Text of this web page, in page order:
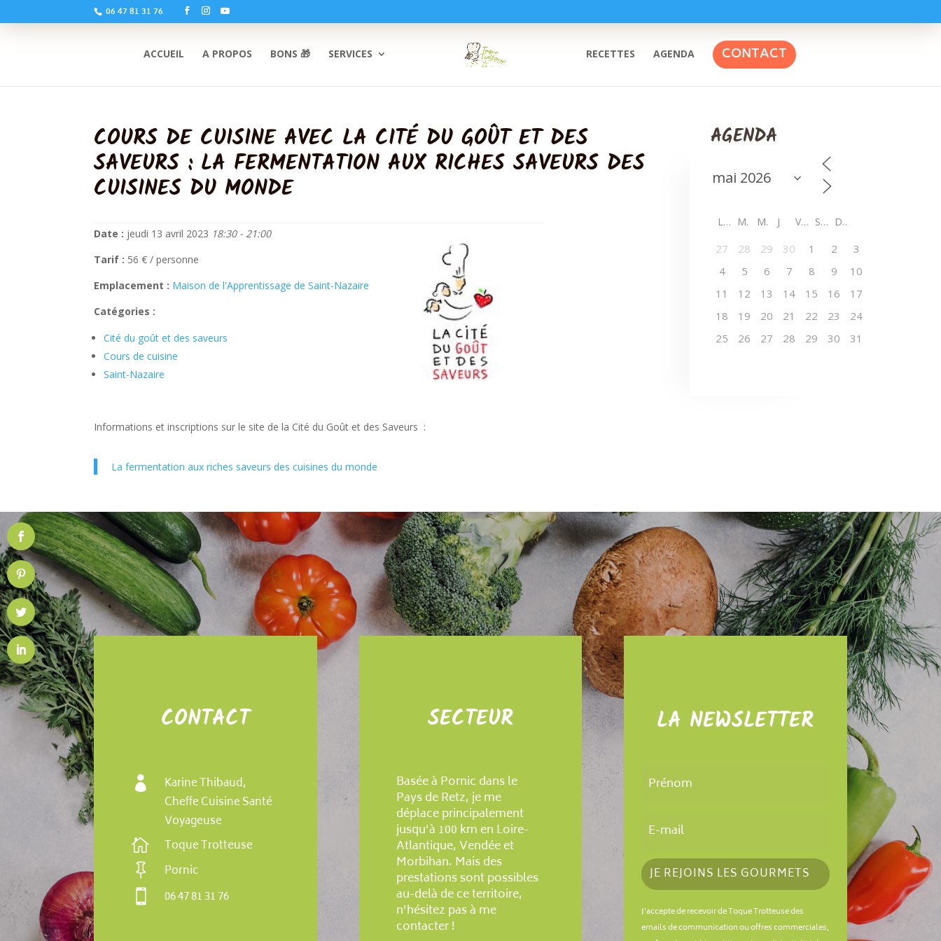
06 47 81 31 76
ACCUEIL A PROPOS BONS 🎁 SERVICES RECETTES AGENDA CONTACT
COURS DE CUISINE AVEC LA CITÉ DU GOÛT ET DES
SAVEURS : LA FERMENTATION AUX RICHES SAVEURS DES
CUISINES DU MONDE
Date : jeudi 13 avril 2023 18:30 - 21:00
Tarif : 56 € / personne
Emplacement : Maison de l'Apprentissage de Saint-Nazaire
Catégories :
Cité du goût et des saveurs
Cours de cuisine
Saint-Nazaire
Informations et inscriptions sur le site de la Cité du Goût et des Saveurs :
La fermentation aux riches saveurs des cuisines du monde
AGENDA
L M M J V S D
27 28 29 30 1 2
3
4
5 6 7 8 9
10
11
12 13 14 15 16
17
18
19 20 21 22 23
24
25
26 27 28 29 30 31
CONTACT

Karine Thibaud,
Cheffe Cuisine Santé
Voyageuse
 Toque Trotteuse
 Pornic
06 47 81 31 76
SECTEUR
Basée à Pornic dans le
Pays de Retz, je me
déplace principalement
jusqu'à 100 km en Loire-
Atlantique, Vendée et
Morbihan. Mais des
prestations sont possibles
au-delà de ce territoire,
n’hésitez pas à me
contacter !
LA NEWSLETTER
JE REJOINS LES GOURMETS
J'accepte de recevoir de Toque Trotteuse des
emails de communication ou offres commerciales,